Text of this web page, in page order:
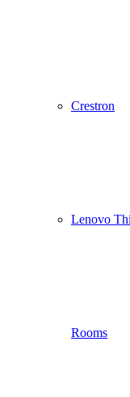
Crestron
Lenovo
Rooms